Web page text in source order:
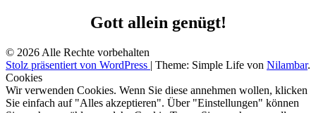
Gott allein genügt!
© 2026 Alle Rechte vorbehalten
Stolz präsentiert von WordPress | Theme: Simple Life von Nilambar.
Cookies
Wir verwenden Cookies. Wenn Sie diese annehmen wollen, klicken
Sie einfach auf "Alles akzeptieren". Über "Einstellungen" können